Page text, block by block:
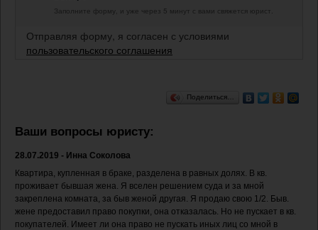
Заполните форму, и уже через 5 минут с вами свяжется юрист.
Отправляя форму, я согласен с условиями
пользовательского соглашения
Поделиться…
Ваши вопросы юристу:
28.07.2019 - Инна Соколова
Квартира, купленная в браке, разделена в равных долях. В кв.
проживает бывшая жена. Я вселен решением суда и за мной
закреплена комната, за быв женой другая. Я продаю свою 1/2. Быв.
жене предоставил право покупки, она отказалась. Но не пускает в кв.
покупателей. Имеет ли она право не пускать иных лиц со мной в